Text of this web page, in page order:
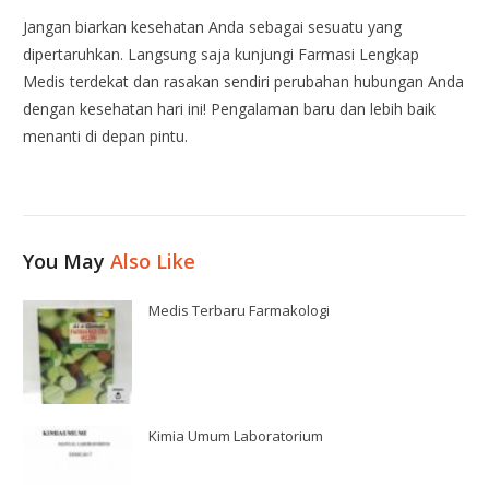
Jangan biarkan kesehatan Anda sebagai sesuatu yang
dipertaruhkan. Langsung saja kunjungi Farmasi Lengkap
Medis terdekat dan rasakan sendiri perubahan hubungan Anda
dengan kesehatan hari ini! Pengalaman baru dan lebih baik
menanti di depan pintu.
You MayAlso Like
Medis Terbaru Farmakologi
Kimia Umum Laboratorium